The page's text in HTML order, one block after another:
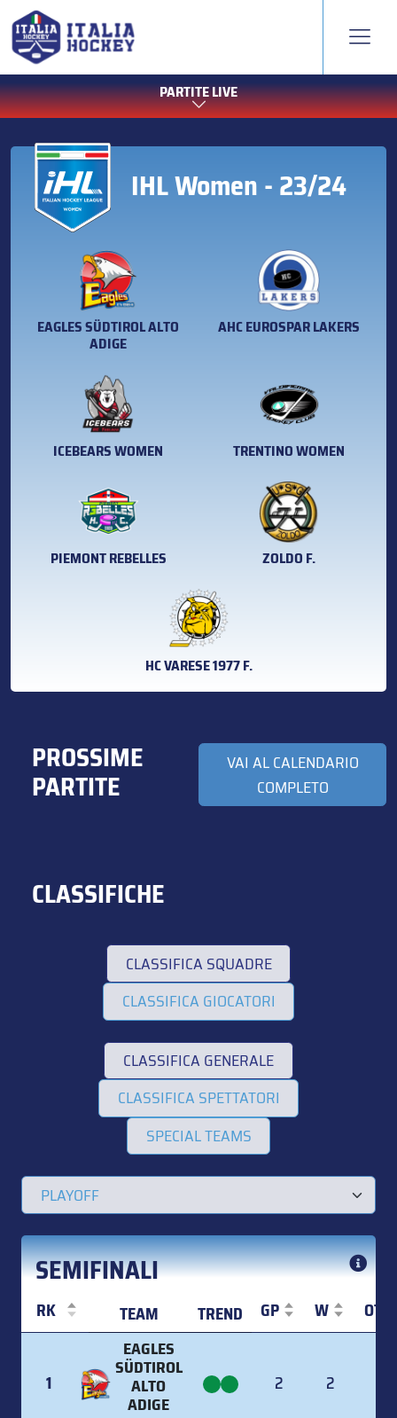
PARTITE LIVE
IHL Women - 23/24
EAGLES SÜDTIROL ALTO
ADIGE
AHC EUROSPAR LAKERS
ICEBEARS WOMEN TRENTINO WOMEN
PIEMONT REBELLES ZOLDO F.
HC VARESE 1977 F.
PROSSIME
PARTITE
VAI AL CALENDARIO
COMPLETO
CLASSIFICHE
CLASSIFICA SQUADRE
CLASSIFICA GIOCATORI
CLASSIFICA GENERALE
CLASSIFICA SPETTATORI
SPECIAL TEAMS
SEMIFINALI
RK TEAM TREND GP W
OTW
TEAM
1
EAGLES
SÜDTIROL
ALTO
ADIGE
2 2